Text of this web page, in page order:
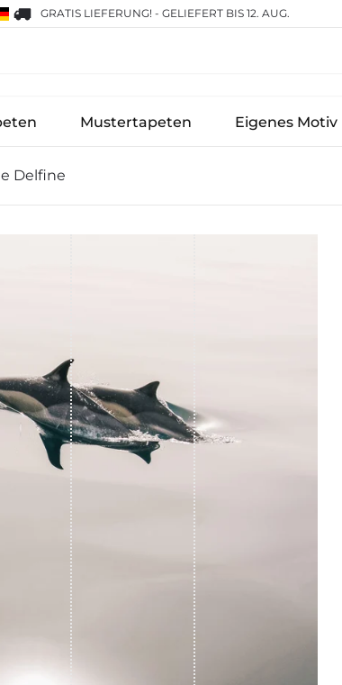
GRATIS LIEFERUNG! - GELIEFERT BIS 12. AUG.
Mustertapeten Eigenes Motiv
Delfine